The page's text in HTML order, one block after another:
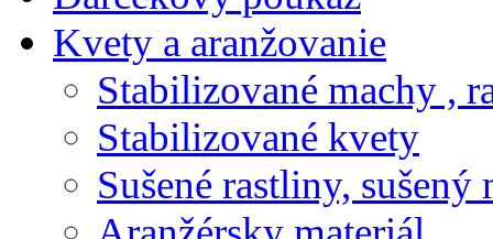
Kvety a aranžovanie
Stabilizované machy ,
Stabilizované kvety
Sušené rastliny,